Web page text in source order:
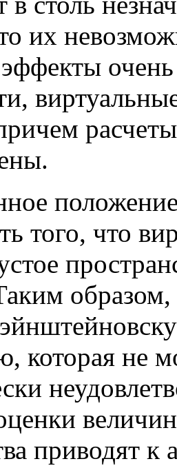
их
того, что
образом,
которая не
приводят